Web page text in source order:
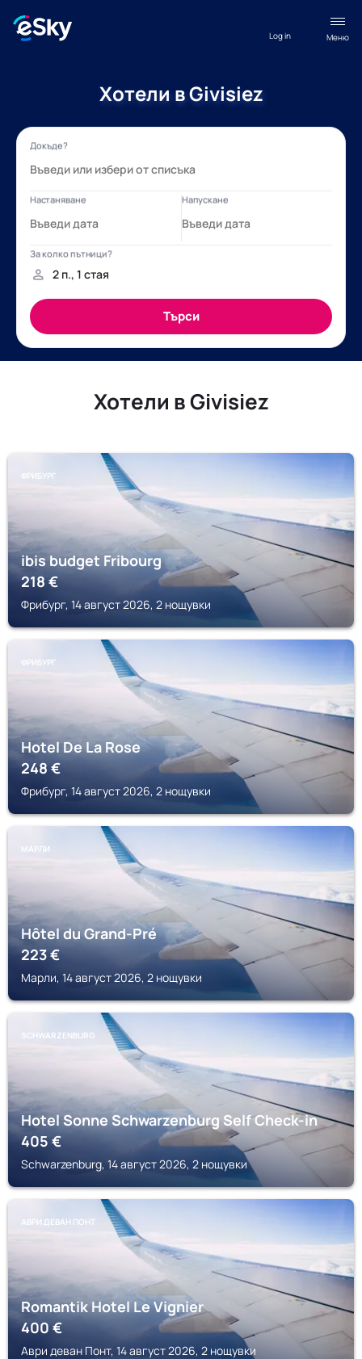
Меню
Log in
Хотели в Givisiez
Хотели в Givisiez
ФРИБУРГ
ibis budget Fribourg
218€
Фрибург, 14 август 2026, 2 нощувки
ФРИБУРГ
Hotel De La Rose
248€
Фрибург, 14 август 2026, 2 нощувки
МАРЛИ
Hôtel du Grand-Pré
223€
Марли, 14 август 2026, 2 нощувки
SCHWARZENBURG
Hotel Sonne Schwarzenburg Self Check-in
405€
Schwarzenburg, 14 август 2026, 2 нощувки
АВРИ ДЕВАН ПОНТ
Romantik Hotel Le Vignier
400€
Аври деван Понт, 14 август 2026, 2 нощувки